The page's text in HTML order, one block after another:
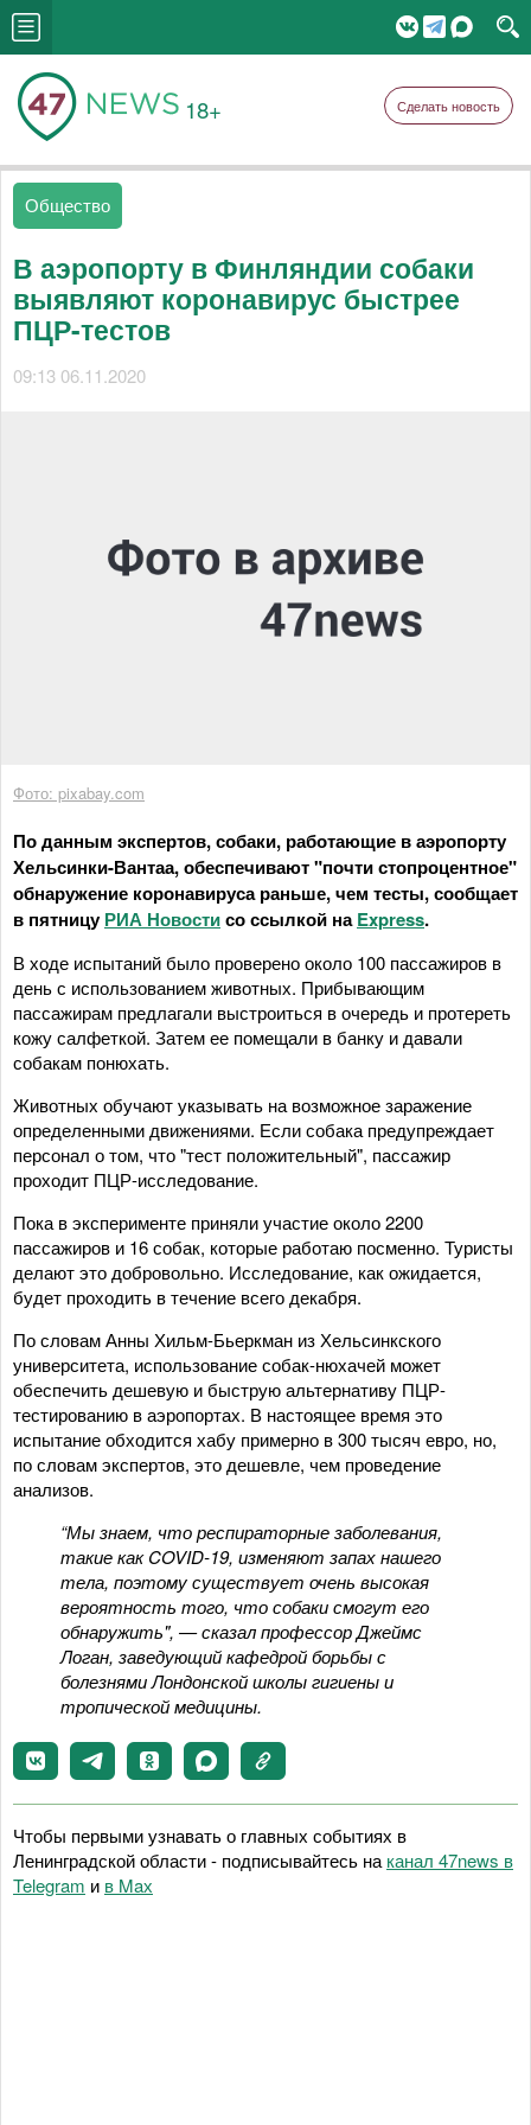
18+ Сделать новость
Общество
В аэропорту в Финляндии собаки
выявляют коронавирус быстрее
ПЦР-тестов
09:13 06.11.2020
Фото: pixabay.com
По данным экспертов, собаки, работающие в аэропорту
Хельсинки-Вантаа, обеспечивают "почти стопроцентное"
обнаружение коронавируса раньше, чем тесты, сообщает
в пятницуРИА Новостисо ссылкой наExpress.
В ходе испытаний было проверено около 100 пассажиров в
день с использованием животных. Прибывающим
пассажирам предлагали выстроиться в очередь и протереть
кожу салфеткой. Затем ее помещали в банку и давали
собакам понюхать.
Животных обучают указывать на возможное заражение
определенными движениями. Если собака предупреждает
персонал о том, что "тест положительный", пассажир
проходит ПЦР-исследование.
Пока в эксперименте приняли участие около 2200
пассажиров и 16 собак, которые работаю посменно. Туристы
делают это добровольно. Исследование, как ожидается,
будет проходить в течение всего декабря.
По словам Анны Хильм-Бьеркман из Хельсинкского
университета, использование собак-нюхачей может
обеспечить дешевую и быструю альтернативу ПЦР-
тестированию в аэропортах. В настоящее время это
испытание обходится хабу примерно в 300 тысяч евро, но,
по словам экспертов, это дешевле, чем проведение
анализов.
“Мы знаем, что респираторные заболевания,
такие как COVID-19, изменяют запах нашего
тела, поэтому существует очень высокая
вероятность того, что собаки смогут его
обнаружить", — сказал профессор Джеймс
Логан, заведующий кафедрой борьбы с
болезнями Лондонской школы гигиены и
тропической медицины.
Чтобы первыми узнавать о главных событиях в
Ленинградской области - подписывайтесь на канал 47news в
Telegram и в Maх